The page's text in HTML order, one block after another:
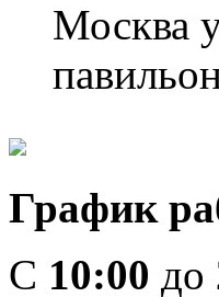
Москва
График
C 10:00 до